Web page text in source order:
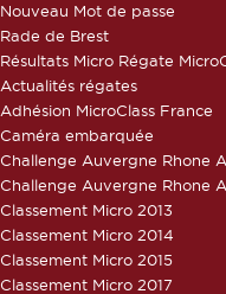
Nouveau Mot de passe
Rade de Brest
Résultats Micro Régate
Actualités régates
Adhésion MicroClass France
Caméra embarquée
Challenge Auvergne Rhone
Challenge Auvergne Rhone
Classement Micro 2013
Classement Micro 2014
Classement Micro 2015
Classement Micro 2017